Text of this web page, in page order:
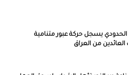
الحدودي يسجل حركة عبور متنامية
من العراق